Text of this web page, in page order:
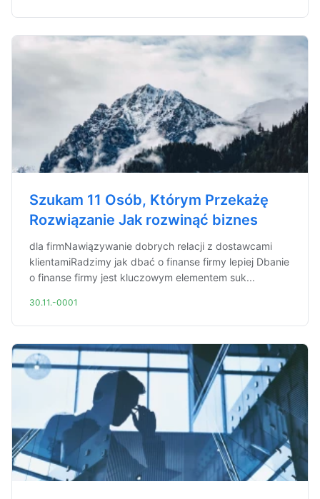
Szukam 11 Osób, Którym Przekażę
Rozwiązanie Jak rozwinąć biznes
dla firmNawiązywanie dobrych relacji z dostawcami
klientamiRadzimy jak dbać o finanse firmy lepiej Dbanie
o finanse firmy jest kluczowym elementem suk...
30.11.-0001